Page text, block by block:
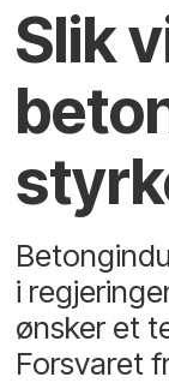
Slik
i
ønsker et
Forsvaret